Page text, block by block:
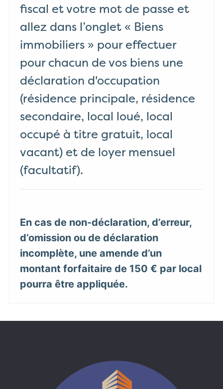
fiscal et votre mot de passe et
allez dans l’onglet « Biens
immobiliers » pour effectuer
pour chacun de vos biens une
déclaration d'occupation
(résidence principale, résidence
secondaire, local loué, local
occupé à titre gratuit, local
vacant) et de loyer mensuel
(facultatif).
En cas de non-déclaration, d’erreur,
d’omission ou de déclaration
incomplète, une amende d’un
montant forfaitaire de 150 € par local
pourra être appliquée.